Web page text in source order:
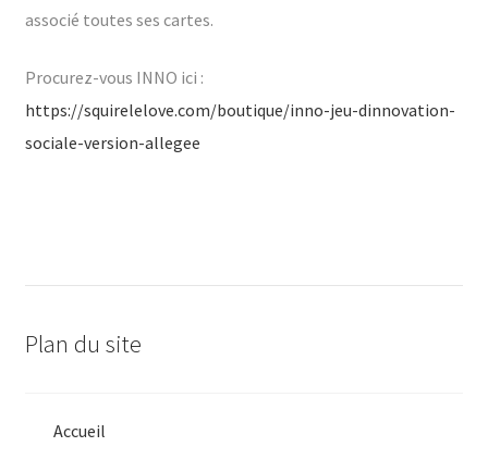
associé toutes ses cartes.
Procurez-vous INNO ici :
https://squirelelove.com/boutique/inno-jeu-dinnovation-
sociale-version-allegee
Plan du site
Accueil